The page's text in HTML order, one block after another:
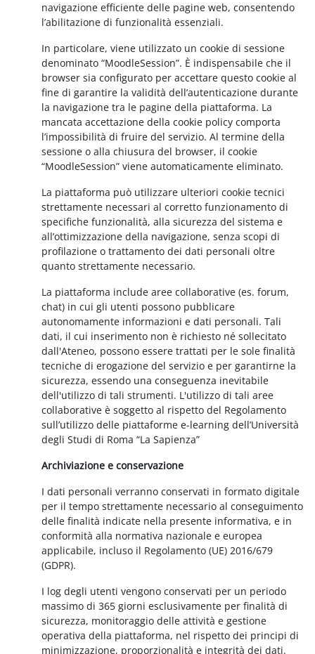
navigazione efficiente delle pagine web, consentendo
l’abilitazione di funzionalità essenziali.
In particolare, viene utilizzato un cookie di sessione
denominato “MoodleSession”. È indispensabile che il
browser sia configurato per accettare questo cookie al
fine di garantire la validità dell’autenticazione durante
la navigazione tra le pagine della piattaforma. La
mancata accettazione della cookie policy comporta
l’impossibilità di fruire del servizio. Al termine della
sessione o alla chiusura del browser, il cookie
“MoodleSession” viene automaticamente eliminato.
La piattaforma può utilizzare ulteriori cookie tecnici
strettamente necessari al corretto funzionamento di
specifiche funzionalità, alla sicurezza del sistema e
all’ottimizzazione della navigazione, senza scopi di
profilazione o trattamento dei dati personali oltre
quanto strettamente necessario.
La piattaforma include aree collaborative (es. forum,
chat) in cui gli utenti possono pubblicare
autonomamente informazioni e dati personali. Tali
dati, il cui inserimento non è richiesto né sollecitato
dall'Ateneo, possono essere trattati per le sole finalità
tecniche di erogazione del servizio e per garantirne la
sicurezza, essendo una conseguenza inevitabile
dell'utilizzo di tali strumenti. L'utilizzo di tali aree
collaborative è soggetto al rispetto del Regolamento
sull’utilizzo delle piattaforme e-learning dell’Università
degli Studi di Roma “La Sapienza”
Archiviazione e conservazione
I dati personali verranno conservati in formato digitale
per il tempo strettamente necessario al conseguimento
delle finalità indicate nella presente informativa, e in
conformità alla normativa nazionale e europea
applicabile, incluso il Regolamento (UE) 2016/679
(GDPR).
I log degli utenti vengono conservati per un periodo
massimo di 365 giorni esclusivamente per finalità di
sicurezza, monitoraggio delle attività e gestione
operativa della piattaforma, nel rispetto dei principi di
minimizzazione, proporzionalità e integrità dei dati.